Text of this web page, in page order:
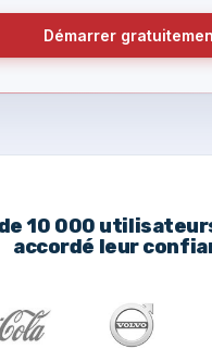
10 000
accordé leur
Démarrer